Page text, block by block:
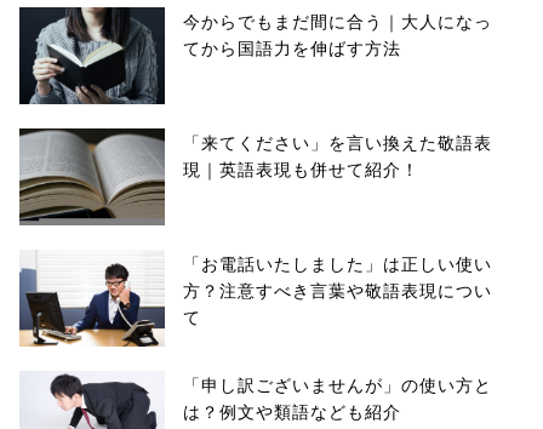
今からでもまだ間に合う｜大人になっ
てから国語力を伸ばす方法
「来てください」を言い換えた敬語表
現｜英語表現も併せて紹介！
「お電話いたしました」は正しい使い
方？注意すべき言葉や敬語表現につい
て
「申し訳ございませんが」の使い方と
は？例文や類語なども紹介